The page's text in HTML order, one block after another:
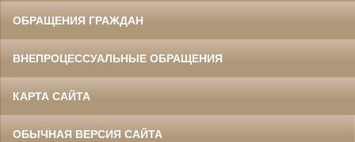
ОБРАЩЕНИЯ ГРАЖДАН
ВНЕПРОЦЕССУАЛЬНЫЕ ОБРАЩЕНИЯ
КАРТА САЙТА
ОБЫЧНАЯ ВЕРСИЯ САЙТА